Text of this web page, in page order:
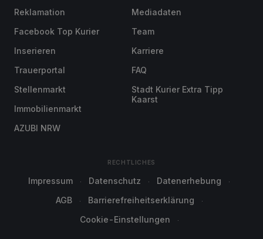
Reklamation
Facebook Top Kurier
Inserieren
Trauerportal
Stellenmarkt
Immobilienmarkt
AZUBI NRW
Mediadaten
Team
Karriere
FAQ
Stadt Kurier Extra Tipp
Kaarst
RECHTLICHES
Impressum Datenschutz
Datenerhebung
AGB
Barrierefreiheitserklärung
Cookie-Einstellungen